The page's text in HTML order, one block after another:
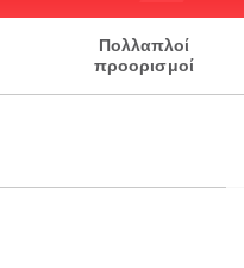
Πολλαπλοί
προορισμοί